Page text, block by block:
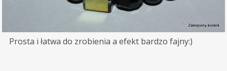
Prosta i łatwa do zrobienia a efekt bardzo fajny:)